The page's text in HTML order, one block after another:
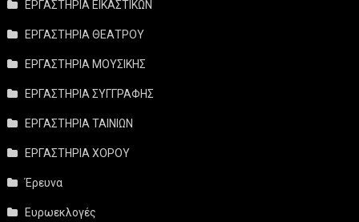
ΕΡΓΑΣΤΗΡΙΑ ΕΙΚΑΣΤΙΚΩΝ
ΕΡΓΑΣΤΗΡΙΑ ΘΕΑΤΡΟΥ
ΕΡΓΑΣΤΗΡΙΑ ΜΟΥΣΙΚΗΣ
ΕΡΓΑΣΤΗΡΙΑ ΣΥΓΓΡΑΦΗΣ
ΕΡΓΑΣΤΗΡΙΑ ΤΑΙΝΙΩΝ
ΕΡΓΑΣΤΗΡΙΑ ΧΟΡΟΥ
Έρευνα
Ευρωεκλογές